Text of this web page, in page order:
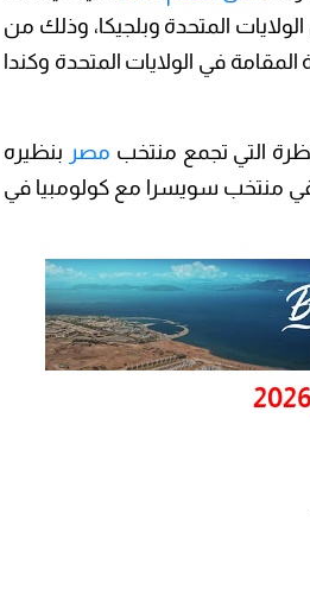
الولايات المتحدة وبلجيكا، وذلك من
في الولايات المتحدة وكندا
التي تجمع منتخب مصر بنظيره
منتخب سويسرا مع كولومبيا في